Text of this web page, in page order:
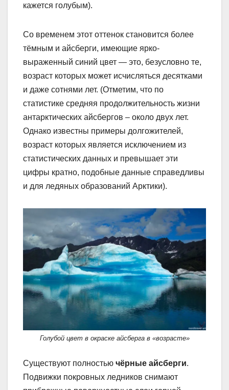
кажется голубым).
Со временем этот оттенок становится более
тёмным и айсберги, имеющие ярко-
выраженный синий цвет — это, безусловно те,
возраст которых может исчисляться десятками
и даже сотнями лет. (Отметим, что по
статистике средняя продолжительность жизни
антарктических айсбергов – около двух лет.
Однако известны примеры долгожителей,
возраст которых является исключением из
статистических данных и превышает эти
цифры кратно, подобные данные справедливы
и для ледяных образований Арктики).
Голубой цвет в окраске айсберга в «возрасте»
Существуют полностью чёрные айсберги.
Подвижки покровных ледников снимают